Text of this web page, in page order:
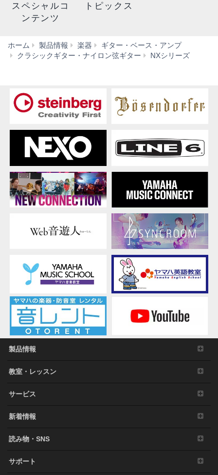
スペシャルコ
ンテンツ
トピックス
ホーム 製品情報 楽器
ギター・ベース・アンプ
クラシックギター・ナイロン弦ギター
NXシリーズ
ー
ド
製品情報
教室・レッスン
サービス
新着情報
読み物・SNS
サポート